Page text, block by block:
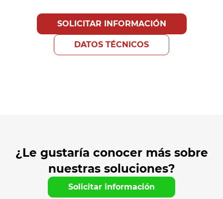
SOLICITAR INFORMACIÓN
DATOS TÉCNICOS
¿Le gustaría conocer más sobre
nuestras soluciones?
Solicitar información